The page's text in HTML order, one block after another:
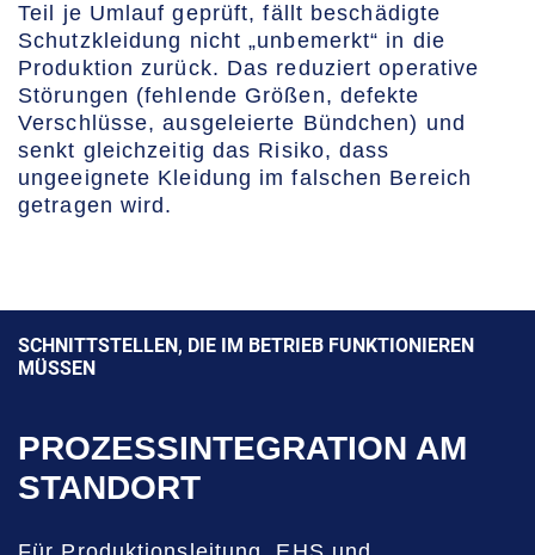
Teil je Umlauf geprüft, fällt beschädigte
Schutzkleidung nicht „unbemerkt“ in die
Produktion zurück. Das reduziert operative
Störungen (fehlende Größen, defekte
Verschlüsse, ausgeleierte Bündchen) und
senkt gleichzeitig das Risiko, dass
ungeeignete Kleidung im falschen Bereich
getragen wird.
SCHNITTSTELLEN, DIE IM BETRIEB FUNKTIONIEREN
MÜSSEN
PROZESSINTEGRATION AM
STANDORT